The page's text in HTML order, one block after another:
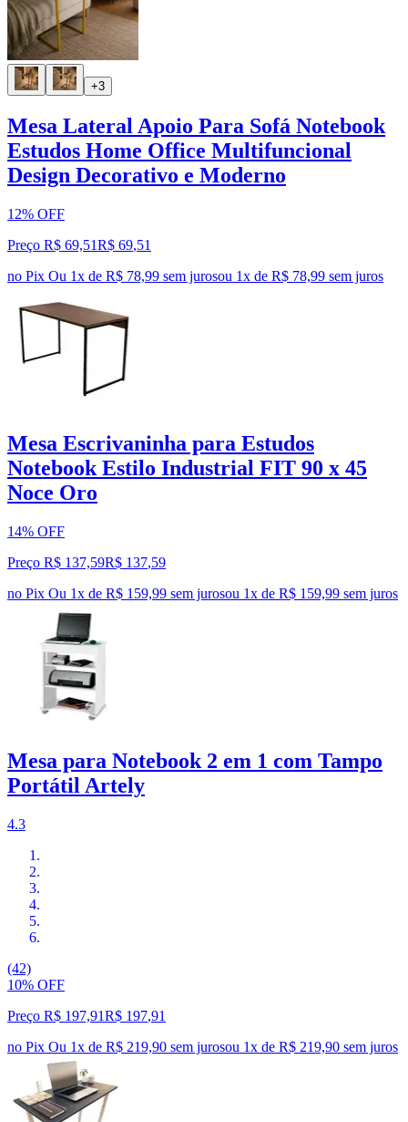
+3
Mesa Lateral Apoio Para Sofá Notebook
Estudos Home Office Multifuncional
Design Decorativo e Moderno
12% OFF
Preço R$ 69,51R$ 69,51
no Pix Ou 1x de R$ 78,99 sem jurosou 1x de R$ 78,99 sem juros
Mesa Escrivaninha para Estudos
Notebook Estilo Industrial FIT 90 x 45
Noce Oro
14% OFF
Preço R$ 137,59R$ 137,59
no Pix Ou 1x de R$ 159,99 sem jurosou 1x de R$ 159,99 sem juros
Mesa para Notebook 2 em 1 com Tampo
Portátil Artely
4.3
(42)
10% OFF
Preço R$ 197,91R$ 197,91
no Pix Ou 1x de R$ 219,90 sem jurosou 1x de R$ 219,90 sem juros